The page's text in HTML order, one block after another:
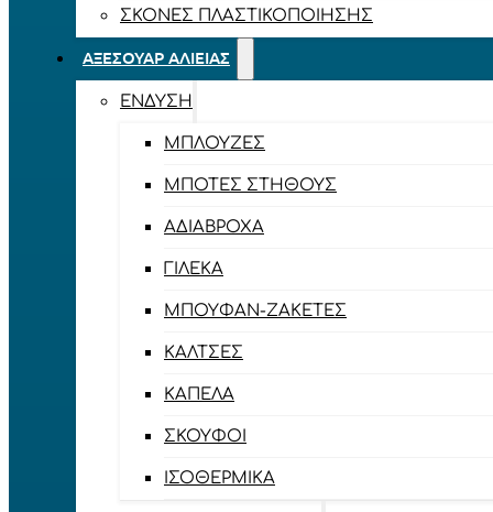
ΣΚΌΝΕΣ ΠΛΑΣΤΙΚΟΠΟΊΗΣΗΣ
ΑΞΕΣΟΥΆΡ ΑΛΙΕΊΑΣ
ΈΝΔΥΣΗ
ΜΠΛΟΎΖΕΣ
ΜΠΌΤΕΣ ΣΤΉΘΟΥΣ
ΑΔΙΆΒΡΟΧΑ
ΓΙΛΈΚΑ
ΜΠΟΥΦΆΝ-ΖΑΚΈΤΕΣ
ΚΆΛΤΣΕΣ
ΚΑΠΈΛΑ
ΣΚΟΎΦΟΙ
ΙΣΟΘΕΡΜΙΚΆ